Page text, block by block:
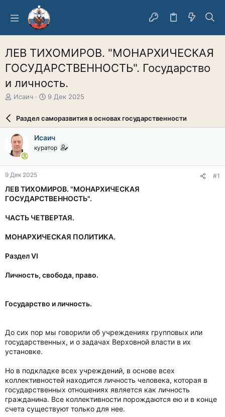
ЛЕВ ТИХОМИРОВ. "МОНАРХИЧЕСКАЯ
ГОСУДАРСТВЕННОСТЬ". Государство
и личность.
А
о
р
т
е
м
ы
Исаич
Д
а
а
ч
л
9 Дек 2025
Раздел саморазвития в основах государственности
Исаич
куратор
9 Дек 2025 #1
ЛЕВ ТИХОМИРОВ. "МОНАРХИЧЕСКАЯ
ГОСУДАРСТВЕННОСТЬ".
ЧАСТЬ ЧЕТВЕРТАЯ.
МОНАРХИЧЕСКАЯ ПОЛИТИКА.
Раздел VI
Личность, свобода, право.
Государство и личность.
До сих пор мы говорили об учреждениях групповых или
государственных, и о задачах Верховной власти в их
установке.
Но в подкладке всех учреждений, в основе всех
коллективностей находится личность человека, которая в
государственных отношениях является как личность
гражданина. Все коллективности порождаются ею и в конце
счета существуют только для нее.